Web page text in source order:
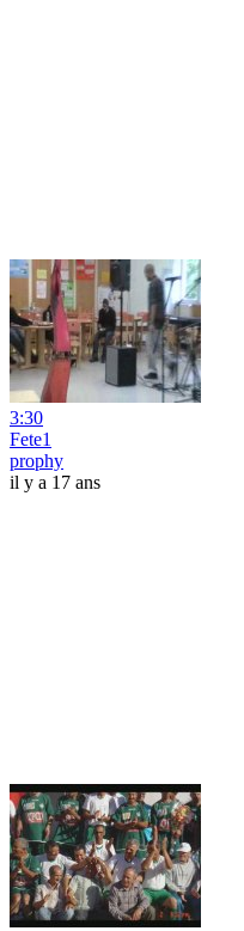
3:30
Fete1
prophy
il y a 17 ans